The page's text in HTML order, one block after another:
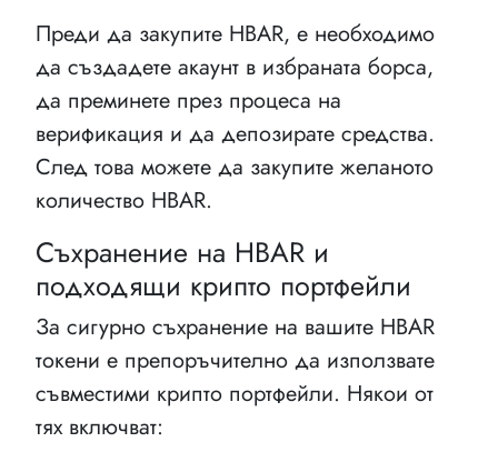
Преди да закупите HBAR, е необходимо
да създадете акаунт в избраната борса,
да преминете през процеса на
верификация и да депозирате средства.
След това можете да закупите желаното
количество HBAR.
Съхранение на HBAR и
подходящи крипто портфейли
За сигурно съхранение на вашите HBAR
токени е препоръчително да използвате
съвместими крипто портфейли. Някои от
тях включват: